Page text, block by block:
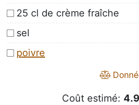
25 cl de crème fraîche
sel
poivre
Coût estimé: